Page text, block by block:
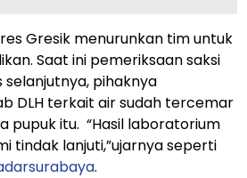
Gresik menurunkan tim untuk
Saat ini pemeriksaan saksi
selanjutnya, pihaknya
DLH terkait air sudah tercemar
pupuk itu. “Hasil laboratorium
tindak lanjuti,”ujarnya seperti
.